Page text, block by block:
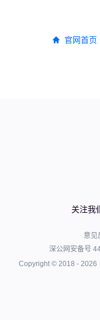
官网首页
关注我
意见
深公网安备号
Copyright © 2018 - 2026